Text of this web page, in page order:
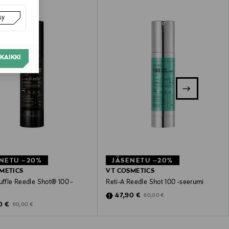
–20%
Reedle Shot® 100 -
Price
€ Original Price
60,00 €
JÄSENETU –20%
VT COSMETICS
Reti-A Reedle Shot 100 -seerumi
Discounted Price
47,90 € Original Price
60,00 €